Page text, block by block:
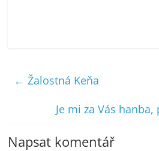
← Žalostná Keňa
Je mi za Vás
Napsat komentář